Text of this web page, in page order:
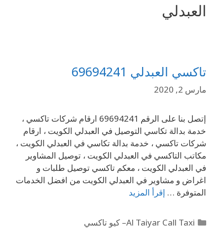
العبدلي
تاكسي العبدلي 69694241
مارس 2, 2020
إتصل بنا على الرقم 69694241 ارقام شركات تاكسي ،
خدمة بدالة تكاسي التوصيل في العبدلي الكويت ، ارقام
شركات تاكسي ، خدمة بدالة تكاسي في العبدلي الكويت ،
مكاتب التاكسي في العبدلي الكويت ، توصيل المشاوير
في العبدلي الكويت ، معكم تاكسي توصيل طلبات و
اغراض و مشاوير في العبدلي الكويت من افضل الخدمات
المتوفرة … إقرأ المزيد
Al Taiyar Call Taxi– كيو تاكسي